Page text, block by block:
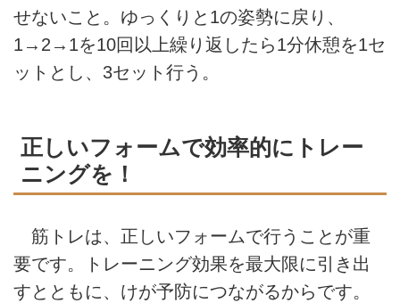
せないこと。ゆっくりと1の姿勢に戻り、
1→2→1を10回以上繰り返したら1分休憩を1セ
ットとし、3セット行う。
正しいフォームで効率的にトレー
ニングを！
筋トレは、正しいフォームで行うことが重
要です。トレーニング効果を最大限に引き出
すとともに、けが予防につながるからです。